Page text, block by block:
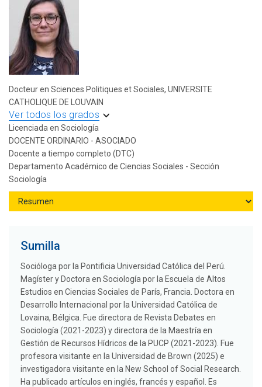
Docteur en Sciences Politiques et Sociales, UNIVERSITE
CATHOLIQUE DE LOUVAIN
Ver todos los grados
Licenciada en Sociología
DOCENTE ORDINARIO - ASOCIADO
Docente a tiempo completo (DTC)
Departamento Académico de Ciencias Sociales - Sección
Sociología
Sumilla
Socióloga por la Pontificia Universidad Católica del Perú.
Magíster y Doctora en Sociología por la Escuela de Altos
Estudios en Ciencias Sociales de París, Francia. Doctora en
Desarrollo Internacional por la Universidad Católica de
Lovaina, Bélgica. Fue directora de Revista Debates en
Sociología (2021-2023) y directora de la Maestría en
Gestión de Recursos Hídricos de la PUCP (2021-2023). Fue
profesora visitante en la Universidad de Brown (2025) e
investigadora visitante en la New School of Social Research.
Ha publicado artículos en inglés, francés y español. Es